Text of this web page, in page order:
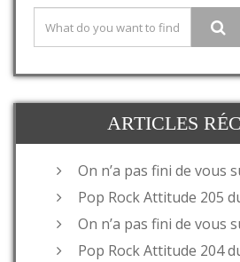
ARTICLES
On n’a pas fini de vous
Pop Rock Attitude 205
On n’a pas fini de vous
Pop Rock Attitude 204